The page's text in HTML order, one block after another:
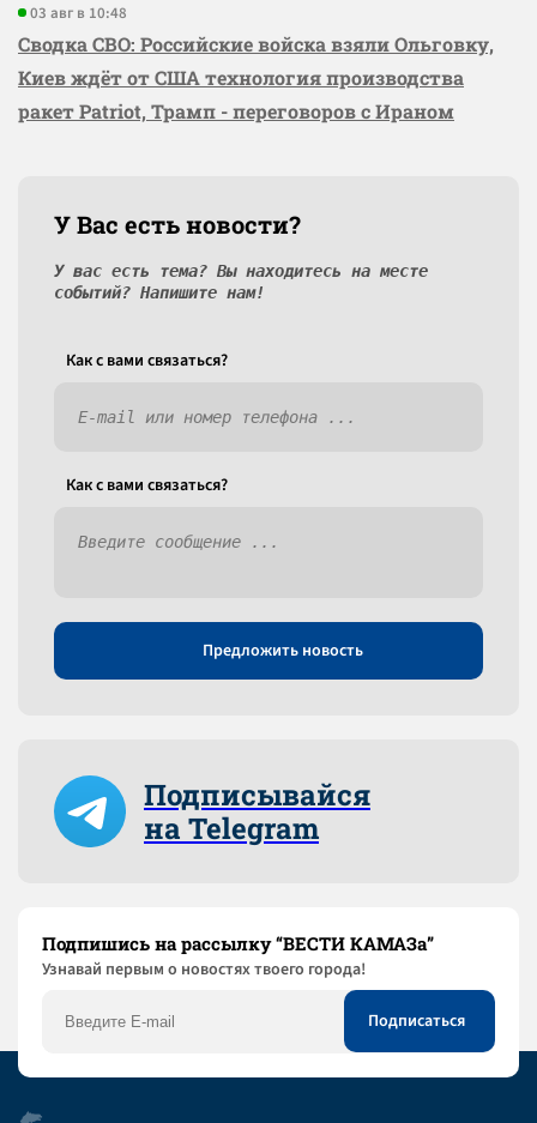
03 авг в 10:48
Сводка СВО: Российские войска взяли Ольговку,
Киев ждёт от США технология производства
ракет Patriot, Трамп - переговоров с Ираном
У Вас есть новости?
У вас есть тема? Вы находитесь на месте
событий? Напишите нам!
Как c вами связаться?
Как c вами связаться?
Предложить новость
Подписывайся
на Telegram
Подпишись на рассылку “ВЕСТИ КАМАЗа”
Узнaвай первым о новостях твоего города!